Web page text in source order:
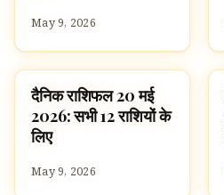
May 9, 2026
ज्योतिष
दैनिक राशिफल 20 मई
2026: सभी 12 राशियों के
लिए
May 9, 2026